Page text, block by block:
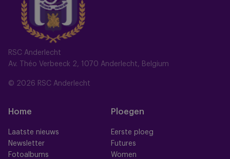
RSC Anderlecht
Av. Théo Verbeeck 2, 1070 Anderlecht, Belgium
© 2026 RSC Anderlecht
Home
Laatste nieuws
Newsletter
Fotoalbums
Ploegen
Eerste ploeg
Futures
Women